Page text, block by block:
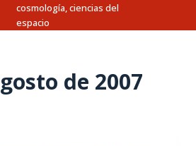
cosmología, ciencias del
espacio
de 2007